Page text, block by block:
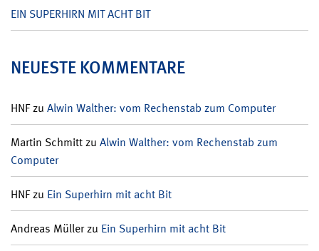
EIN SUPERHIRN MIT ACHT BIT
NEUESTE KOMMENTARE
HNFzu Alwin Walther: vom Rechenstab zum Computer
Martin Schmittzu Alwin Walther: vom Rechenstab zum
Computer
HNFzu Ein Superhirn mit acht Bit
Andreas Müllerzu Ein Superhirn mit acht Bit